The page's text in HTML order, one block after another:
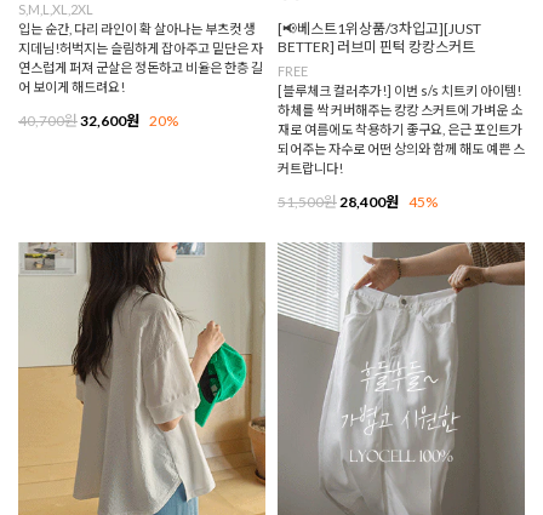
S,M,L,XL,2XL
입는 순간, 다리 라인이 확 살아나는 부츠컷 생
지데님!허벅지는 슬림하게 잡아주고 밑단은 자
연스럽게 퍼져 군살은 정돈하고 비율은 한층 길
어 보이게 해드려요!
40,700원32,600원 20%
[📢베스트1위상품/3차입고][JUST
BETTER] 러브미 핀턱 캉캉스커트
FREE
[블루체크 컬러추가!] 이번 s/s 치트키 아이템!
하체를 싹 커버해주는 캉캉 스커트에 가벼운 소
재로 여름에도 착용하기 좋구요, 은근 포인트가
되어주는 자수로 어떤 상의와 함께 해도 예쁜 스
커트랍니다!
51,500원28,400원 45%